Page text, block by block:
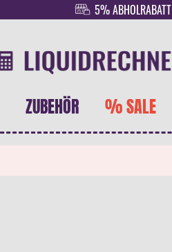
5% ABHOLRABATT
ZUBEHÖR % SALE